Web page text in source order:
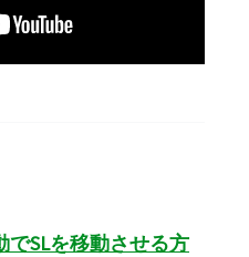
SLを移動させる方